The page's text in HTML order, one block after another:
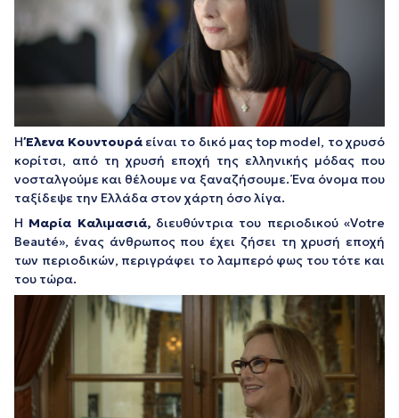
HΈλενα Κουντουράείναι το δικό μας top model, το χρυσό
κορίτσι, από τη χρυσή εποχή της ελληνικής μόδας που
νοσταλγούμε και θέλουμε να ξαναζήσουμε. Ένα όνομα που
ταξίδεψε την Ελλάδα στον χάρτη όσο λίγα.
Η Μαρία Καλιμασιά,διευθύντρια του περιοδικού «Votre
Beauté», ένας άνθρωπος που έχει ζήσει τη χρυσή εποχή
των περιοδικών, περιγράφει το λαμπερό φως του τότε και
του τώρα.